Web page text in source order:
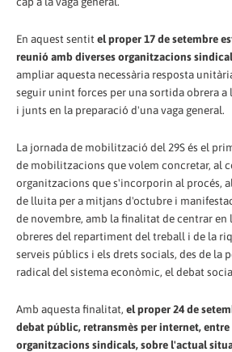
En aquest sentit el proper 17 de setembre
reunió amb diverses organitzacions
ampliar aquesta necessària resposta
seguir unint forces per una sortida obrera
i junts en la preparació d'una vaga general.
La jornada de mobilització del 29S és el
de mobilitzacions que volem concretar, al
organitzacions que s'incorporin al procés,
de lluita per a mitjans d'octubre i
de novembre, amb la finalitat de centrar en
obreres del repartiment del treball i de la
serveis públics i els drets socials, des de la
radical del sistema econòmic, el debat
Amb aquesta finalitat, el proper 24 de
debat públic, retransmès per internet,
organitzacions sindicals, sobre l'actual